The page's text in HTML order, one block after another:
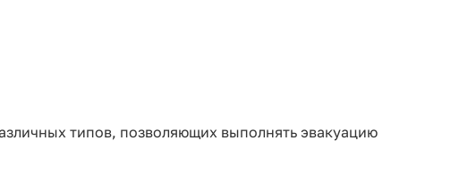
типов, позволяющих выполнять эвакуацию